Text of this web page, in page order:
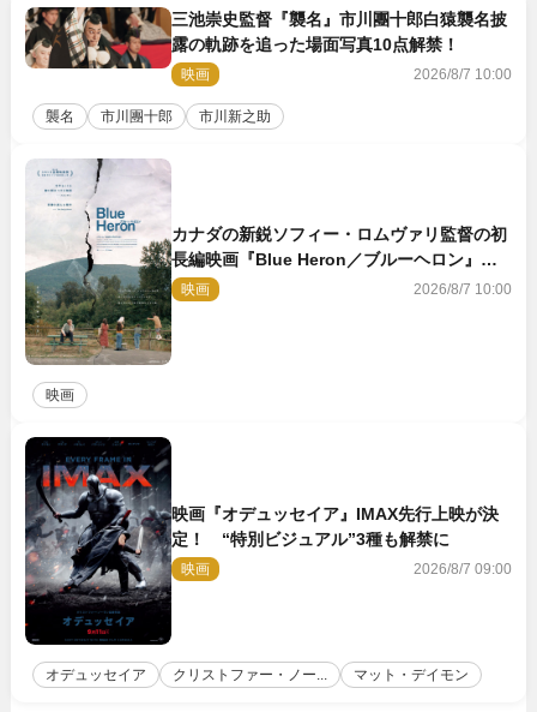
三池崇史監督『襲名』市川團十郎白猿襲名披
露の軌跡を追った場面写真10点解禁！
映画 2026/8/7 10:00
襲名 市川團十郎 市川新之助
カナダの新鋭ソフィー・ロムヴァリ監督の初
長編映画『Blue Heron／ブルーヘロン』
10.23公開
映画 2026/8/7 10:00
映画
映画『オデュッセイア』IMAX先行上映が決
定！ “特別ビジュアル”3種も解禁に
映画 2026/8/7 09:00
オデュッセイア クリストファー・ノー... マット・デイモン